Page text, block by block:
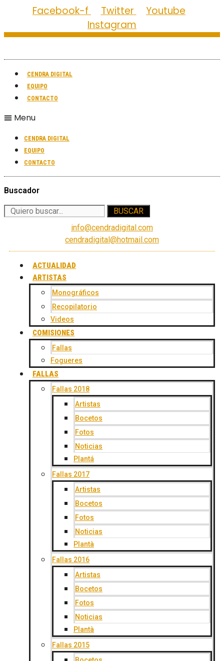
Facebook-f Twitter
Youtube
Instagram
CENDRA DIGITAL
EQUIPO
CONTACTO
Menu
CENDRA DIGITAL
EQUIPO
CONTACTO
Buscador
BUSCAR
info@cendradigital.com
cendradigital@hotmail.com
ACTUALIDAD
ARTISTAS
Monográficos
Recopilatorio
Videos
COMISIONES
Fallas
Fogueres
FALLAS
Fallas 2018
Artistas
Bocetos
Fotos
Noticias
Plantá
Fallas 2017
Artistas
Bocetos
Fotos
Noticias
Plantà
Fallas 2016
Artistas
Bocetos
Fotos
Noticias
Plantà
Fallas 2015